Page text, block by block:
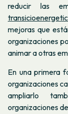
reducir las
mejoras que
organizaciones
animar a otras
En una primera
organizaciones
ampliarlo
organizaciones